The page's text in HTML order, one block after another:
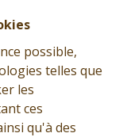
possible,
telles que
les
ces
qu'à des